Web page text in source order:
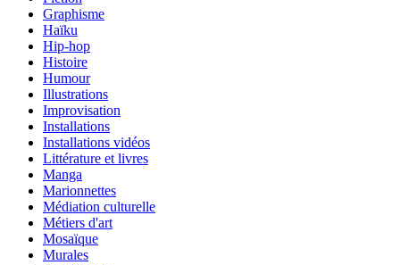
Graphisme
Haïku
Hip-hop
Histoire
Humour
Illustrations
Improvisation
Installations
Installations vidéos
Littérature et livres
Manga
Marionnettes
Médiation culturelle
Métiers d'art
Mosaïque
Murales